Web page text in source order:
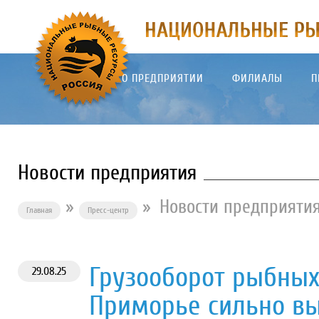
О ПРЕДПРИЯТИИ ФИЛИАЛЫ
Новости предприятия
Главная » Пресс-центр » Новости
29.08.25
Грузооборот
Приморье сильно